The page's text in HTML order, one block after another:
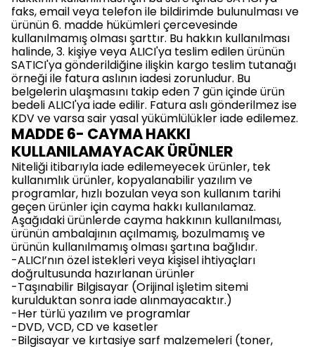
faks, email veya telefon ile bildirimde bulunulması ve
ürünün 6. madde hükümleri çercevesinde
kullanılmamış olması şarttır. Bu hakkın kullanılması
halinde, 3. kişiye veya ALICI'ya teslim edilen ürünün
SATICI'ya gönderildiğine ilişkin kargo teslim tutanağı
örneği ile fatura aslının iadesi zorunludur. Bu
belgelerin ulaşmasını takip eden 7 gün içinde ürün
bedeli ALICI'ya iade edilir. Fatura aslı gönderilmez ise
KDV ve varsa sair yasal yükümlülükler iade edilemez.
MADDE 6- CAYMA HAKKI
KULLANILAMAYACAK ÜRÜNLER
Niteliği itibarıyla iade edilemeyecek ürünler, tek
kullanımlık ürünler, kopyalanabilir yazılım ve
programlar, hızlı bozulan veya son kullanım tarihi
geçen ürünler için cayma hakkı kullanılamaz.
Aşağıdaki ürünlerde cayma hakkının kullanılması,
ürünün ambalajının açılmamış, bozulmamış ve
ürünün kullanılmamış olması şartına bağlıdır.
-ALICI’nın özel istekleri veya kişisel ihtiyaçları
doğrultusunda hazırlanan ürünler
-Taşınabilir Bilgisayar (Orijinal işletim sitemi
kurulduktan sonra iade alınmayacaktır.)
-Her türlü yazılım ve programlar
-DVD, VCD, CD ve kasetler
-Bilgisayar ve kırtasiye sarf malzemeleri (toner,